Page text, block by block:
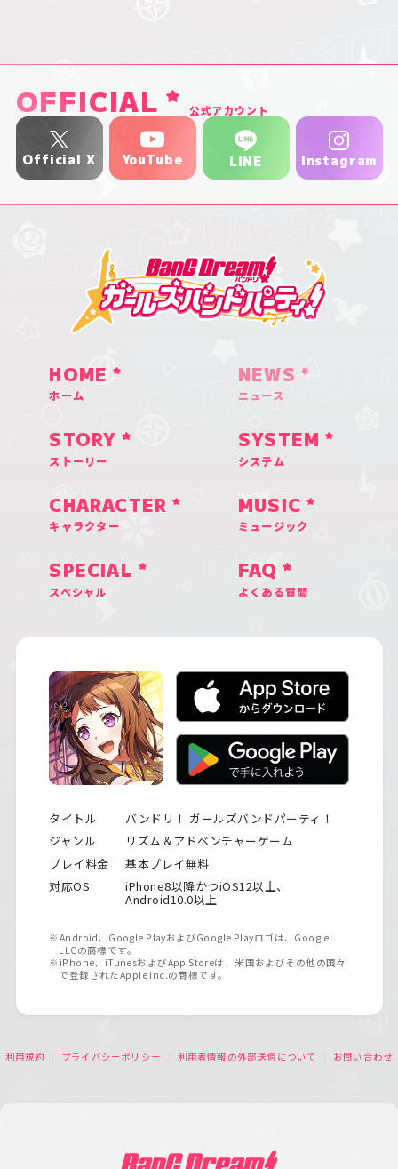
OFFICIAL 公式アカウント
Official X YouTube LINE Instagram
HOME
ホーム
NEWS
ニュース
STORY
ストーリー
SYSTEM
システム
CHARACTER
キャラクター
MUSIC
ミュージック
SPECIAL
スペシャル
FAQ
よくある質問
タイトル
バンドリ！ ガールズバンドパーティ！
ジャンル
リズム＆アドベンチャーゲーム
プレイ料金
基本プレイ無料
対応OS
iPhone8以降かつiOS12以上、
Android10.0以上
※Android、Google PlayおよびGoogle Playロゴは、Google
LLCの商標です。
※iPhone、iTunesおよびApp Storeは、米国およびその他の国々
で登録されたApple Inc.の商標です。
利用規約 プライバシーポリシー 利用者情報の外部送信について お問い合わせ